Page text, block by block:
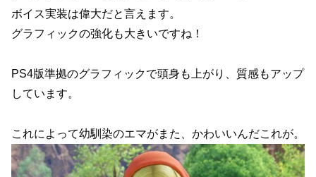
ボイス実装は偉大だと言えます。
グラフィックの強化も大きいですね！
PS4版準拠のグラフィックで頭身も上がり、質感もアップ
しています。
これによって幼馴染のエマがまた、かわいいんだこれが。